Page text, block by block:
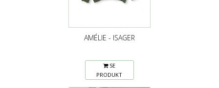
AMÉLIE - ISAGER
SE
PRODUKT